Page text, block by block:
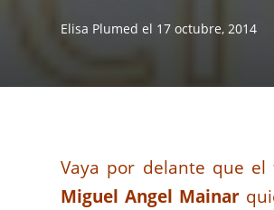
Elisa Plumedel 17 octubre, 2014
Vaya por delante que
Miguel Angel Mainar